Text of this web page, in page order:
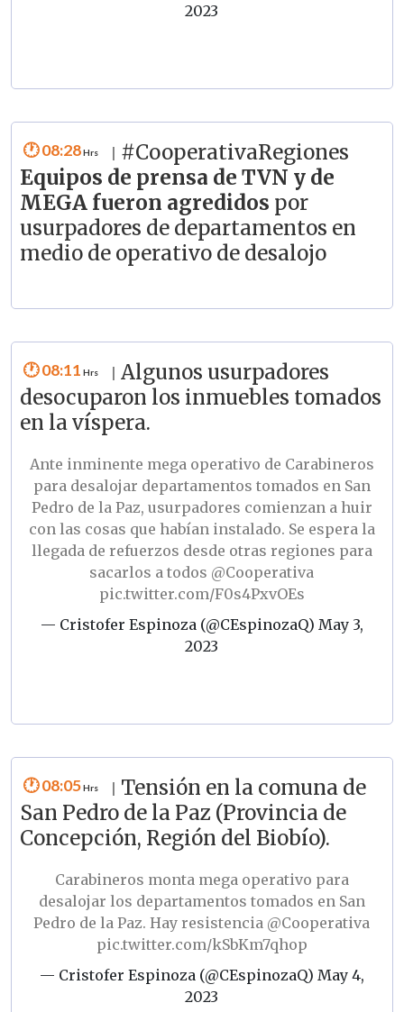
2023
08:28
#CooperativaRegiones
Equipos de prensa de TVN y de
MEGA fueron agredidos por
usurpadores de departamentos en
medio de operativo de desalojo
08:11
Algunos usurpadores
desocuparon los inmuebles tomados
en la víspera.
Ante inminente mega operativo de Carabineros
para desalojar departamentos tomados en San
Pedro de la Paz, usurpadores comienzan a huir
con las cosas que habían instalado. Se espera la
llegada de refuerzos desde otras regiones para
sacarlos a todos @Cooperativa
pic.twitter.com/F0s4PxvOEs
— Cristofer Espinoza (@CEspinozaQ) May 3,
2023
08:05
Tensión en la comuna de
San Pedro de la Paz (Provincia de
Concepción, Región del Biobío).
Carabineros monta mega operativo para
desalojar los departamentos tomados en San
Pedro de la Paz. Hay resistencia @Cooperativa
pic.twitter.com/kSbKm7qhop
— Cristofer Espinoza (@CEspinozaQ) May 4,
2023